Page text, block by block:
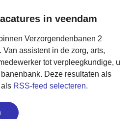
in veendam
Verzorgendenbanen 2
assistent in de zorg, arts,
tot verpleegkundige, u
Deze resultaten als
RSS-feed selecteren.